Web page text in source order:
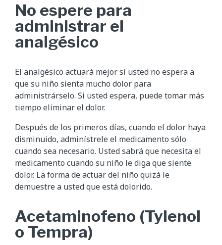
No espere para
administrar el
analgésico
El analgésico actuará mejor si usted no espera a
que su niño sienta mucho dolor para
administrárselo. Si usted espera, puede tomar más
tiempo eliminar el dolor.
Después de los primeros días, cuando el dolor haya
disminuido, adminístrele el medicamento sólo
cuando sea necesario. Usted sabrá que necesita el
medicamento cuando su niño le diga que siente
dolor. La forma de actuar del niño quizá le
demuestre a usted que está dolorido.
Acetaminofeno (Tylenol
o Tempra)